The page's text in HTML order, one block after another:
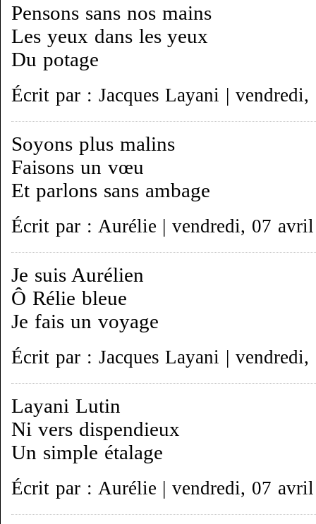
Pensons sans nos mains
Les yeux dans les yeux
Du potage
Écrit par : Jacques Layani |
Soyons plus malins
Faisons un vœu
Et parlons sans ambage
Écrit par : Aurélie | vendredi, 07
Je suis Aurélien
Ô Rélie bleue
Je fais un voyage
Écrit par : Jacques Layani |
Layani Lutin
Ni vers dispendieux
Un simple étalage
Écrit par : Aurélie | vendredi, 07